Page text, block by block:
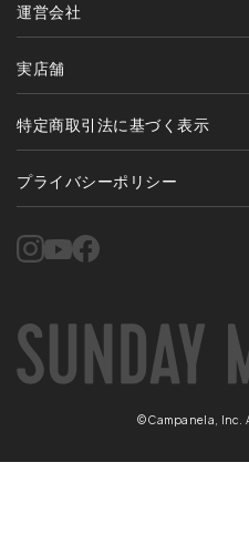
運営会社
実店舗
特定商取引法に基づく表示
プライバシーポリシー
©Campanela, Inc.